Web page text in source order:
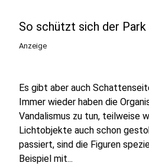
So schützt sich der
Anzeige
Es gibt aber auch
Immer wieder haben die
Vandalismus zu tun, teilweise
Lichtobjekte auch schon
passiert, sind die Figuren
Beispiel mit...